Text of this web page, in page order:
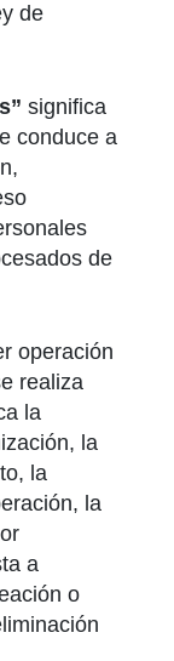
de
significa
conduce a
de
operación
realiza
la
la
la
la
a
o